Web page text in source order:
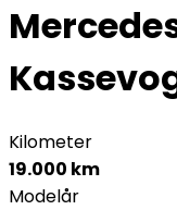
Kilometer
19.000 km
Modelår